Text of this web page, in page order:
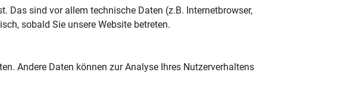
Das sind vor allem technische Daten (z.B. Internetbrowser,
sobald Sie unsere Website betreten.
Andere Daten können zur Analyse Ihres Nutzerverhaltens